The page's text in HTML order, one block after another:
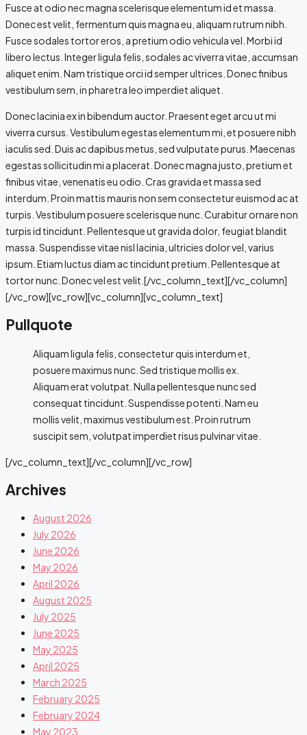
Fusce at odio nec magna scelerisque elementum id et massa.
Donec est velit, fermentum quis magna eu, aliquam rutrum nibh.
Fusce sodales tortor eros, a pretium odio vehicula vel. Morbi id
libero lectus. Integer ligula felis, sodales ac viverra vitae, accumsan
aliquet enim. Nam tristique orci id semper ultrices. Donec finibus
vestibulum sem, in pharetra leo imperdiet aliquet.
Donec lacinia ex in bibendum auctor. Praesent eget arcu ut mi
viverra cursus. Vestibulum egestas elementum mi, et posuere nibh
iaculis sed. Duis ac dapibus metus, sed vulputate purus. Maecenas
egestas sollicitudin mi a placerat. Donec magna justo, pretium et
finibus vitae, venenatis eu odio. Cras gravida et massa sed
interdum. Proin mattis mauris non sem consectetur euismod ac at
turpis. Vestibulum posuere scelerisque nunc. Curabitur ornare non
turpis id tincidunt. Pellentesque ut gravida dolor, feugiat blandit
massa. Suspendisse vitae nisl lacinia, ultricies dolor vel, varius
ipsum. Etiam luctus diam ac tincidunt pretium. Pellentesque at
tortor nunc. Donec vel est velit.[/vc_column_text][/vc_column]
[/vc_row][vc_row][vc_column][vc_column_text]
Pullquote
Aliquam ligula felis, consectetur quis interdum et,
posuere maximus nunc. Sed tristique mollis ex.
Aliquam erat volutpat. Nulla pellentesque nunc sed
consequat tincidunt. Suspendisse potenti. Nam eu
mollis velit, maximus vestibulum est. Proin rutrum
suscipit sem, volutpat imperdiet risus pulvinar vitae.
[/vc_column_text][/vc_column][/vc_row]
Archives
August 2026
July 2026
June 2026
May 2026
April 2026
August 2025
July 2025
June 2025
May 2025
April 2025
March 2025
February 2025
February 2024
May 2023